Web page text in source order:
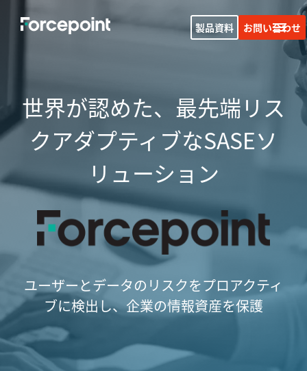
製品資料 お問い合わせ
世界が認めた、最先端リス
クアダプティブなSASEソ
リューション
ユーザーとデータのリスクをプロアクティ
ブに検出し、企業の情報資産を保護